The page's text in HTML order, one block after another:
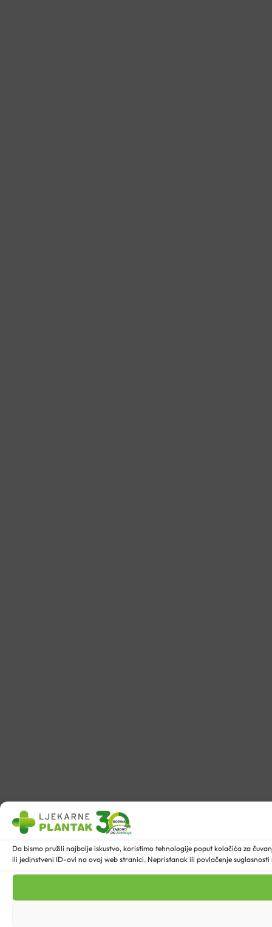
Da bismo pružili najbolje iskustvo, koristimo tehnologije poput kolačića za
ili jedinstveni ID-ovi na ovoj web stranici. Nepristanak ili povlačenje